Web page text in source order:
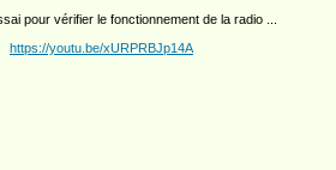
pour vérifier le fonctionnement de la radio ...
https://youtu.be/xURPRBJp14A